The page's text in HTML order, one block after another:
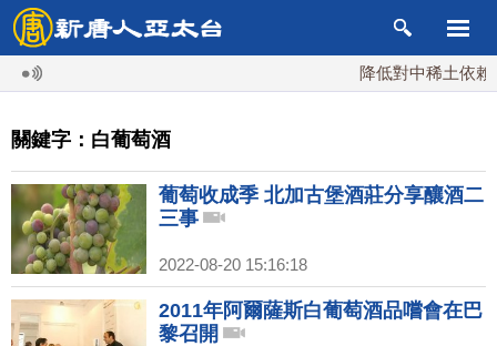
降低對中稀土依賴
關鍵字：白葡萄酒
葡萄收成季 北加古堡酒莊分享釀酒二
三事
2022-08-20 15:16:18
2011年阿爾薩斯白葡萄酒品嚐會在巴
黎召開